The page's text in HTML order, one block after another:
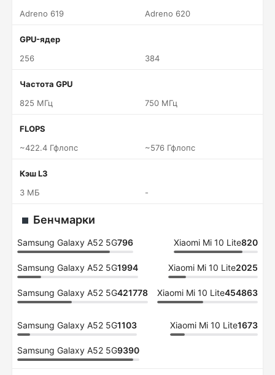
Adreno 619
Adreno 620
GPU-ядер
256
384
Частота GPU
825 МГц
750 МГц
FLOPS
~422.4 Гфлопс
~576 Гфлопс
Кэш L3
3 МБ
-
Бенчмарки
Samsung Galaxy A52 5G796 Xiaomi Mi 10 Lite820
Samsung Galaxy A52 5G1994 Xiaomi Mi 10 Lite2025
Samsung Galaxy A52 5G421778 Xiaomi Mi 10 Lite454863
Samsung Galaxy A52 5G1103 Xiaomi Mi 10 Lite1673
Samsung Galaxy A52 5G9390